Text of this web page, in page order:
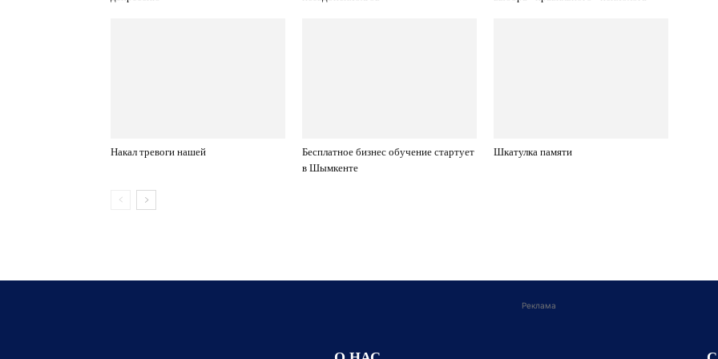
Накал тревоги нашей
Бесплатное бизнес обучение стартует
в Шымкенте
Шкатулка памяти
Реклама